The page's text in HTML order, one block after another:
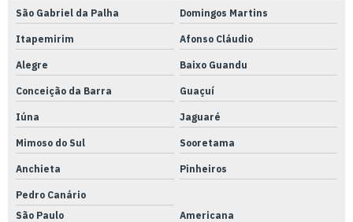
Mangueiras pu 8mm
Mangueiras pu
Medição indireta metrologia
Medição com micrômetro
Metrologia e calibração de equipamentos
Metrologia calibração de instrumentos
Metrologia e calibração e rastreabilidade
Metrologia e calibração
São Gabriel da Palha Domingos Martins
Itapemirim Afonso Cláudio
Alegre Baixo Guandu
Conceição da Barra Guaçuí
Iúna Jaguaré
Mimoso do Sul Sooretama
Anchieta Pinheiros
Pedro Canário
São Paulo
Americana